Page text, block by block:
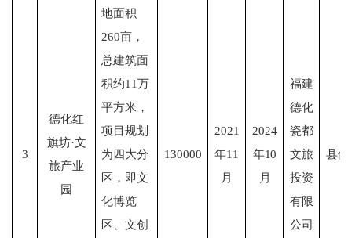
3
德化红
旗坊·文
旅产业
园
地面积
260亩，
总建筑面
积约11万
平方米，
项目规划
为四大分
区，即文
化博览
区、文创
130000
2021
年11
月
2024
年10
月
福建
德化
瓷都
文旅
投资
有限
公司
县